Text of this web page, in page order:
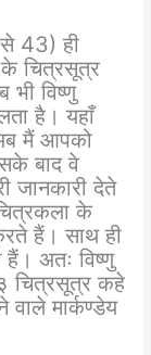
43) ही
चित्रसूत्र
भी विष्णु
है। यहाँ
मैं आपको
बाद वे
जानकारी देते
के
हैं। साथ ही
हैं। अतः विष्णु
चित्रसूत्र कहे
मार्कण्डेय